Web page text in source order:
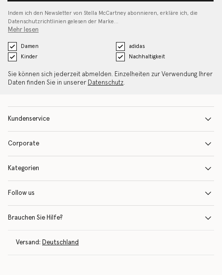
Indem ich den Newsletter von Stella McCartney abonnieren, erkläre ich, die
Datenschutzrichtlinien gelesen der Marke…
Mehr lesen
Damen
adidas
Kinder
Nachhaltigkeit
Sie können sich jederzeit abmelden. Einzelheiten zur Verwendung Ihrer
Daten finden Sie in unserer Datenschutz.
Kundenservice
Corporate
Kategorien
Follow us
Brauchen Sie Hilfe?
Versand: Deutschland